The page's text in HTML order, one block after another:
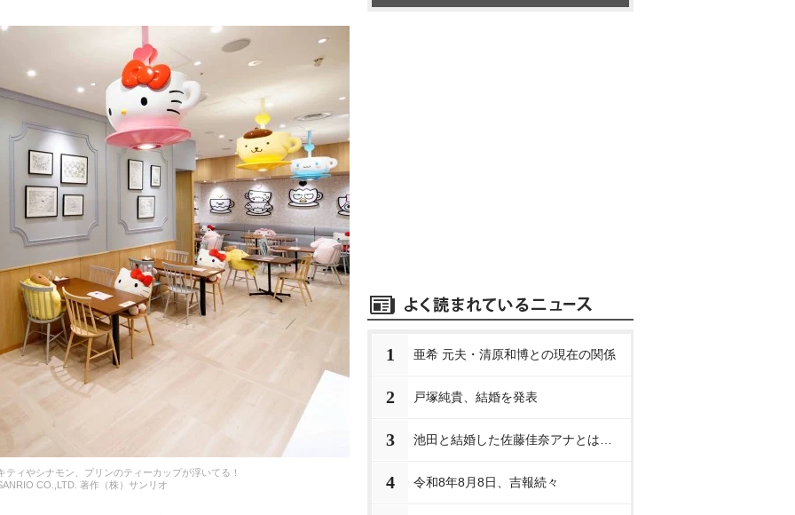
ィやシナモン、プリンのティーカップが浮いてる！
CO.,LTD. 著作（株）サンリオ
1 亜希 元夫・清原和博との現在の関係
2 戸塚純貴、結婚を発表
3 池田と結婚した佐藤佳奈アナとは…
4 令和8年8月8日、吉報続々